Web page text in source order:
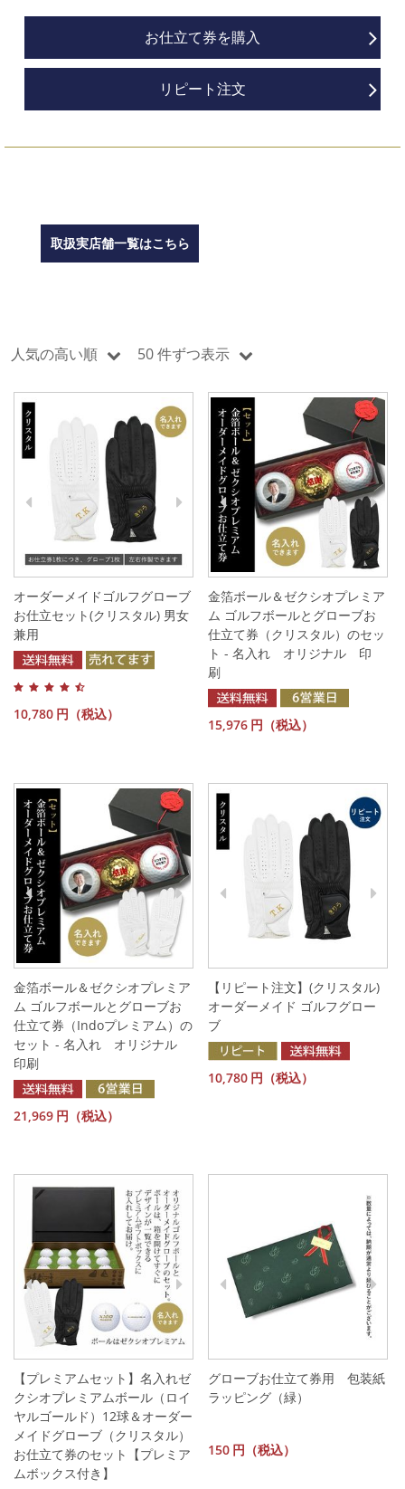
お仕立て券を購入
リピート注文
取扱実店舗一覧はこちら
人気の高い順 50 件ずつ表示
オーダーメイドゴルフグローブ
お仕立セット(クリスタル) 男女
兼用
10,780 円（税込）
金箔ボール＆ゼクシオプレミア
ム ゴルフボールとグローブお
仕立て券（クリスタル）のセッ
ト - 名入れ オリジナル 印
刷
15,976 円（税込）
金箔ボール＆ゼクシオプレミア
ム ゴルフボールとグローブお
仕立て券（Indoプレミアム）の
セット - 名入れ オリジナル
印刷
21,969 円（税込）
【リピート注文】(クリスタル)
オーダーメイド ゴルフグロー
ブ
10,780 円（税込）
【プレミアムセット】名入れゼ
クシオプレミアムボール（ロイ
ヤルゴールド）12球＆オーダー
メイドグローブ（クリスタル）
お仕立て券のセット【プレミア
ムボックス付き】
グローブお仕立て券用 包装紙
ラッピング（緑）
150 円（税込）